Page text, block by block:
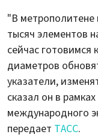
"В метрополитене
тысяч элементов
сейчас готовимся
диаметров
указатели,
сказал он в
международного
передает ТАСС.